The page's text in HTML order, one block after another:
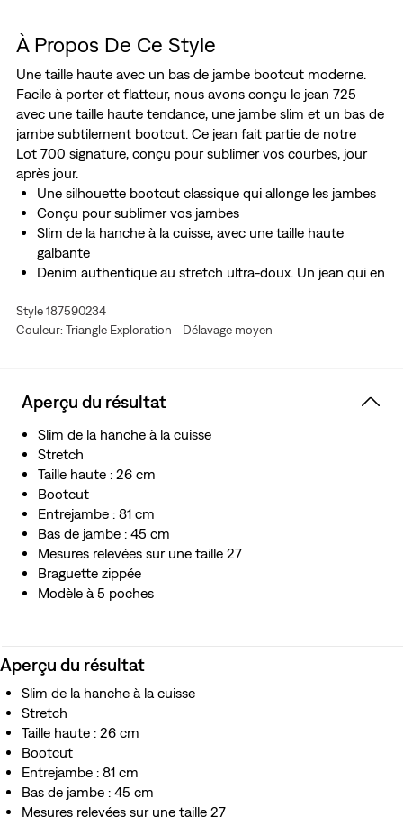
À Propos De Ce Style
Une taille haute avec un bas de jambe bootcut moderne.
Facile à porter et flatteur, nous avons conçu le jean 725
avec une taille haute tendance, une jambe slim et un bas de
jambe subtilement bootcut. Ce jean fait partie de notre
Lot 700 signature, conçu pour sublimer vos courbes, jour
après jour.
Une silhouette bootcut classique qui allonge les jambes
Conçu pour sublimer vos jambes
Slim de la hanche à la cuisse, avec une taille haute
galbante
Denim authentique au stretch ultra-doux. Un jean qui en
à son excellente mémoire de forme, il épouse vos
courbes et suit vos mouvements, sans se relâcher ou se
l’eau recyclée, ce qui nous permet de réduire notre
impact sur cette ressource limitée
Style 187590234
Couleur: Triangle Exploration - Délavage moyen
Aperçu du résultat
Slim de la hanche à la cuisse
Stretch
Taille haute : 26 cm
Bootcut
Entrejambe : 81 cm
Bas de jambe : 45 cm
Mesures relevées sur une taille 27
Braguette zippée
Modèle à 5 poches
Aperçu du résultat
Slim de la hanche à la cuisse
Stretch
Taille haute : 26 cm
Bootcut
Entrejambe : 81 cm
Bas de jambe : 45 cm
Mesures relevées sur une taille 27